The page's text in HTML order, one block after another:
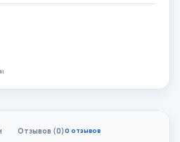
Отзывов (0)0 отзывов